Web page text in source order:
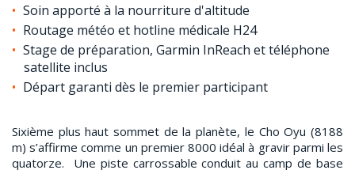
Soin apporté à la nourriture d'altitude
Routage météo et hotline médicale H24
Stage de préparation, Garmin InReach et téléphone
satellite inclus
Départ garanti dès le premier participant
Sixième plus haut sommet de la planète, le Cho Oyu (8188
m) s’affirme comme un premier 8000 idéal à gravir parmi les
quatorze. Une piste carrossable conduit au camp de base